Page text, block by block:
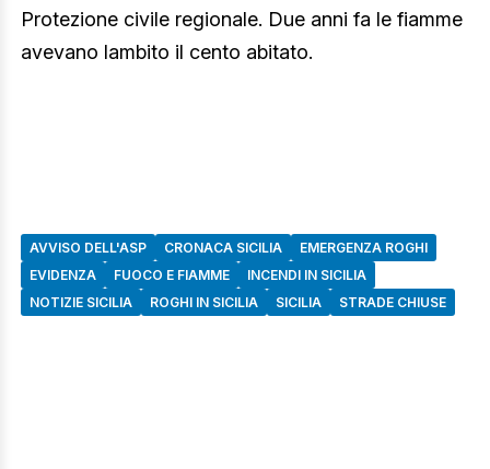
Protezione civile regionale. Due anni fa le fiamme
avevano lambito il cento abitato.
AVVISO DELL'ASP CRONACA SICILIA
EMERGENZA ROGHI
EVIDENZA
FUOCO E FIAMME
INCENDI IN SICILIA
NOTIZIE SICILIA
ROGHI IN SICILIA SICILIA STRADE CHIUSE